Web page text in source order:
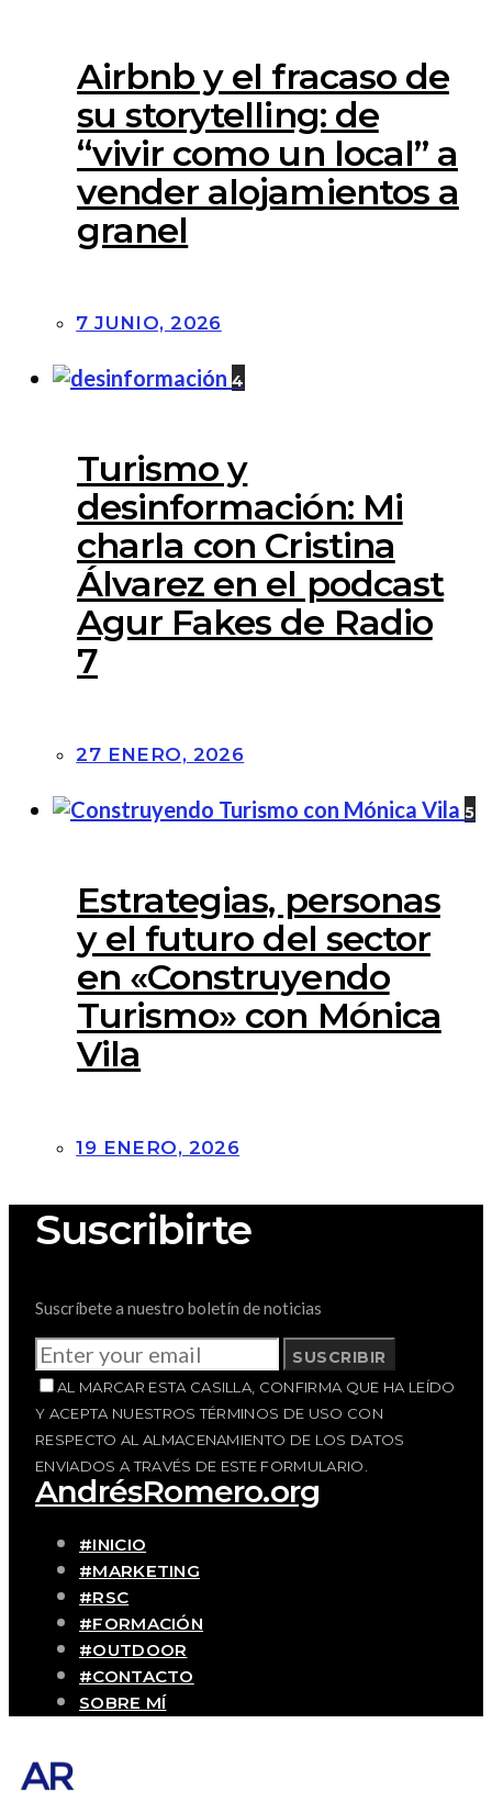
Airbnb y el fracaso de
su storytelling: de
“vivir como un local” a
vender alojamientos a
granel
7 JUNIO, 2026
4
Turismo y
desinformación: Mi
charla con Cristina
Álvarez en el podcast
Agur Fakes de Radio
7
27 ENERO, 2026
5
Estrategias, personas
y el futuro del sector
en «Construyendo
Turismo» con Mónica
Vila
19 ENERO, 2026
Suscribirte
Suscríbete a nuestro boletín de noticias
SUSCRIBIR
AL MARCAR ESTA CASILLA, CONFIRMA QUE HA LEÍDO
Y ACEPTA NUESTROS TÉRMINOS DE USO CON
RESPECTO AL ALMACENAMIENTO DE LOS DATOS
ENVIADOS A TRAVÉS DE ESTE FORMULARIO.
AndrésRomero.org
#INICIO
#MARKETING
#RSC
#FORMACIÓN
#OUTDOOR
#CONTACTO
SOBRE MÍ
Romero. Experiencias personales y